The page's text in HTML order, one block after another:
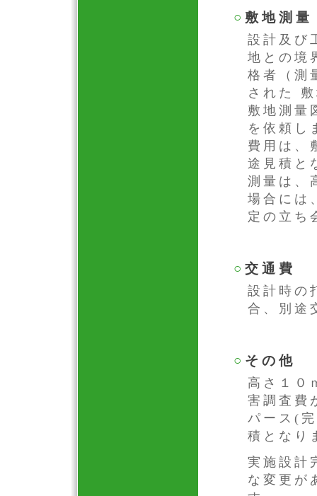
○ 敷地測量
設計及び
地との境
格者（測
された
敷地測量
を依頼し
費用は、
途見積と
測量は、
場合には
定の立ち
○ 交通費
設計時の
合、別途
○ その他
高さ１０
害調査費
パース(
積となり
実施設計
な変更が